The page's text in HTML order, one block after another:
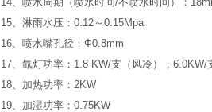
15、淋雨水压：0.12～0.15Mpa
16、喷水嘴孔径：Ф0.8mm
17、氙灯功率：1.8 KW/支（风冷）；6.0KW/
18、加热功率：2KW
19、加湿功率：0.75KW